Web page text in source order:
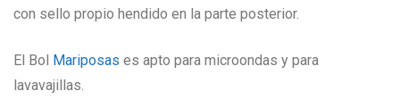
con sello propio hendido en la parte posterior.
El Bol Mariposas es apto para microondas y para
lavavajillas.